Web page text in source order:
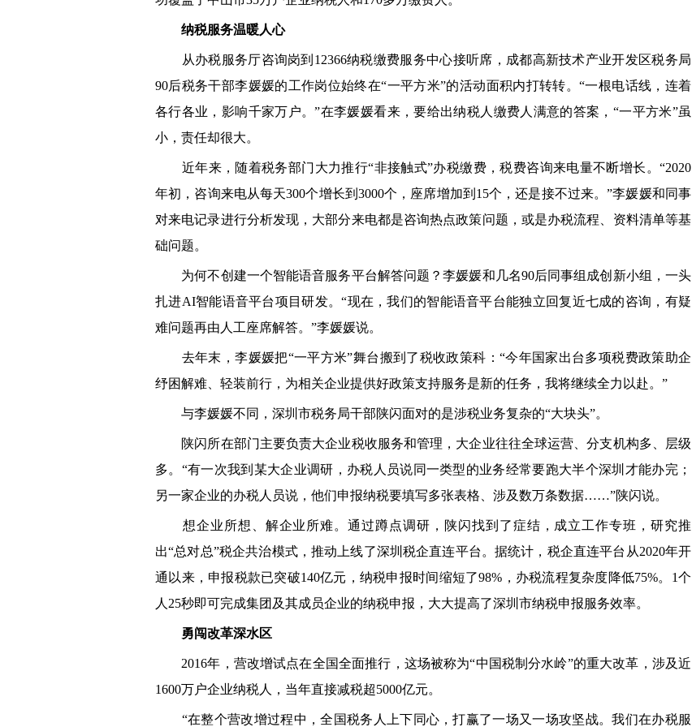
纳税服务温暖人心
从办税服务厅咨询岗到12366纳税缴费服务中心接听席，成都高新技术产业开发区税务局
90后税务干部李媛媛的工作岗位始终在“一平方米”的活动面积内打转转。“一根电话线，连着
各行各业，影响千家万户。”在李媛媛看来，要给出纳税人缴费人满意的答案，“一平方米”虽
小，责任却很大。
近年来，随着税务部门大力推行“非接触式”办税缴费，税费咨询来电量不断增长。“2020
年初，咨询来电从每天300个增长到3000个，座席增加到15个，还是接不过来。”李媛媛和同事
对来电记录进行分析发现，大部分来电都是咨询热点政策问题，或是办税流程、资料清单等基
础问题。
为何不创建一个智能语音服务平台解答问题？李媛媛和几名90后同事组成创新小组，一头
扎进AI智能语音平台项目研发。“现在，我们的智能语音平台能独立回复近七成的咨询，有疑
难问题再由人工座席解答。”李媛媛说。
去年末，李媛媛把“一平方米”舞台搬到了税收政策科：“今年国家出台多项税费政策助企
纾困解难、轻装前行，为相关企业提供好政策支持服务是新的任务，我将继续全力以赴。”
与李媛媛不同，深圳市税务局干部陕闪面对的是涉税业务复杂的“大块头”。
陕闪所在部门主要负责大企业税收服务和管理，大企业往往全球运营、分支机构多、层级
多。“有一次我到某大企业调研，办税人员说同一类型的业务经常要跑大半个深圳才能办完；
另一家企业的办税人员说，他们申报纳税要填写多张表格、涉及数万条数据……”陕闪说。
想企业所想、解企业所难。通过蹲点调研，陕闪找到了症结，成立工作专班，研究推
出“总对总”税企共治模式，推动上线了深圳税企直连平台。据统计，税企直连平台从2020年开
通以来，申报税款已突破140亿元，纳税申报时间缩短了98%，办税流程复杂度降低75%。1个
人25秒即可完成集团及其成员企业的纳税申报，大大提高了深圳市纳税申报服务效率。
勇闯改革深水区
2016年，营改增试点在全国全面推行，这场被称为“中国税制分水岭”的重大改革，涉及近
1600万户企业纳税人，当年直接减税超5000亿元。
“在整个营改增过程中，全国税务人上下同心，打赢了一场又一场攻坚战。我们在办税服